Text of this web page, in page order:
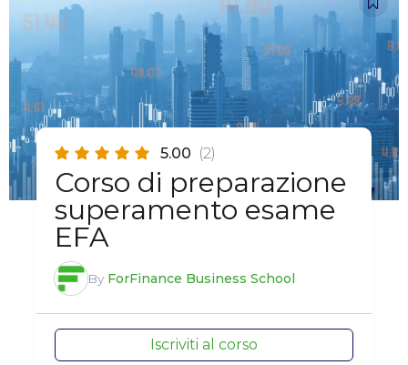
5.00 (2)
Corso di preparazione
superamento esame
EFA
By ForFinance Business School
Iscriviti al corso